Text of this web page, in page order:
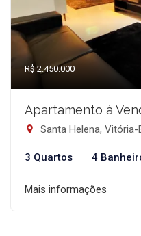
R$ 2.450.000
Apartamento à
Santa Helena, Vitória-
3 Quartos 4
Mais informações